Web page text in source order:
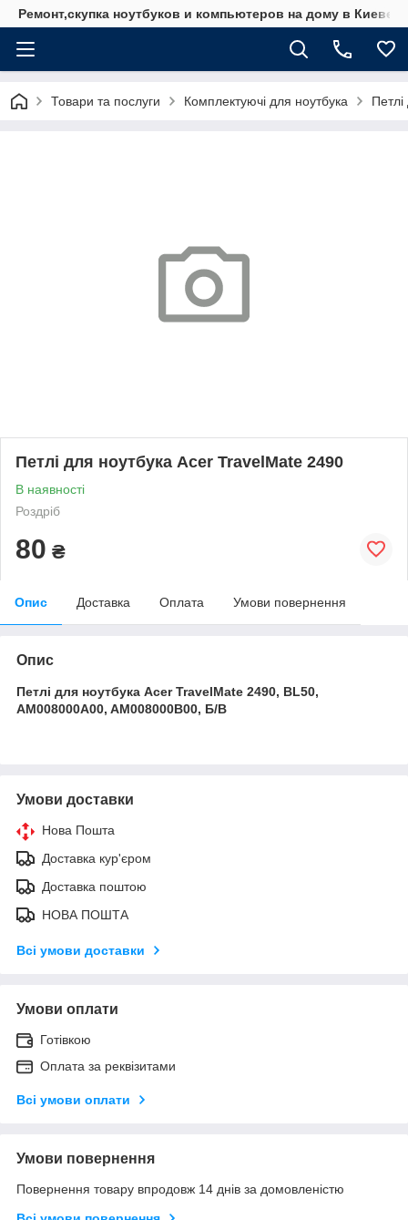
Ремонт,скупка ноутбуков и компьютеров на дому в Киеве
Товари та послуги Комплектуючі для ноутбука
Петлі для ноутбука Acer TravelMate 2490
В наявності
Роздріб
80 ₴
Опис Доставка Оплата Умови повернення
Опис
Петлі для ноутбука Acer TravelMate 2490, BL50,
AM008000A00, AM008000B00, Б/В
Умови доставки
Нова Пошта
Доставка кур'єром
Доставка поштою
НОВА ПОШТА
Всі умови доставки
Умови оплати
Готівкою
Оплата за реквізитами
Всі умови оплати
Умови повернення
Повернення товару впродовж 14 днів за домовленістю